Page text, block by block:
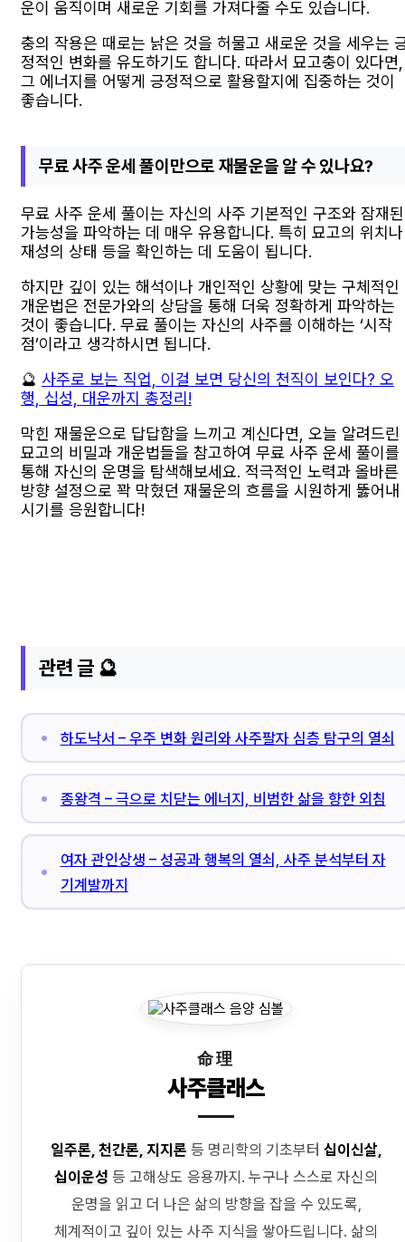
운이 움직이며 새로운 기회를 가져다줄 수도 있습니다.
충의 작용은 때로는 낡은 것을 허물고 새로운 것을 세우는
정적인 변화를 유도하기도 합니다. 따라서 묘고충이 있다면,
그 에너지를 어떻게 긍정적으로 활용할지에 집중하는 것이
좋습니다.
무료 사주 운세 풀이만으로 재물운을 알 수 있나요?
무료 사주 운세 풀이는 자신의 사주 기본적인 구조와 잠재된
가능성을 파악하는 데 매우 유용합니다. 특히 묘고의 위치나
재성의 상태 등을 확인하는 데 도움이 됩니다.
하지만 깊이 있는 해석이나 개인적인 상황에 맞는 구체적인
개운법은 전문가와의 상담을 통해 더욱 정확하게 파악하는
것이 좋습니다. 무료 풀이는 자신의 사주를 이해하는 ‘시작
점’이라고 생각하시면 됩니다.
🔮 사주로 보는 직업, 이걸 보면 당신의 천직이 보인다? 오
행, 십성, 대운까지 총정리!
막힌 재물운으로 답답함을 느끼고 계신다면, 오늘 알려드린
묘고의 비밀과 개운법들을 참고하여 무료 사주 운세 풀이를
통해 자신의 운명을 탐색해보세요. 적극적인 노력과 올바른
방향 설정으로 꽉 막혔던 재물운의 흐름을 시원하게 뚫어내
시기를 응원합니다!
관련 글 🔮
하도낙서 – 우주 변화 원리와 사주팔자 심층 탐구의 열쇠
종왕격 – 극으로 치닫는 에너지, 비범한 삶을 향한 외침
여자 관인상생 – 성공과 행복의 열쇠, 사주 분석부터 자
기계발까지
命理
사주클래스
일주론, 천간론, 지지론 등 명리학의 기초부터 십이신살,
십이운성 등 고해상도 응용까지. 누구나 스스로 자신의
운명을 읽고 더 나은 삶의 방향을 잡을 수 있도록,
체계적이고 깊이 있는 사주 지식을 쌓아드립니다. 삶의